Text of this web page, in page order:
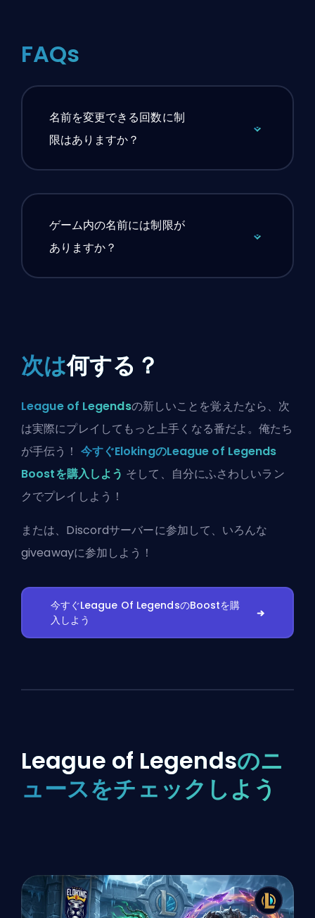
FAQs
名前を変更できる回数に制
限はありますか？
ゲーム内の名前には制限が
ありますか？
次は何する？
League of Legendsの新しいことを覚えたなら、次
は実際にプレイしてもっと上手くなる番だよ。俺たち
が手伝う！ 今すぐElokingのLeague of Legends
Boostを購入しよう そして、自分にふさわしいラン
クでプレイしよう！
または、 Discordサーバーに参加して、いろんな
giveawayに参加しよう！
今すぐLeague Of LegendsのBoostを購
入しよう
League of Legendsのニ
ュースをチェックしよう